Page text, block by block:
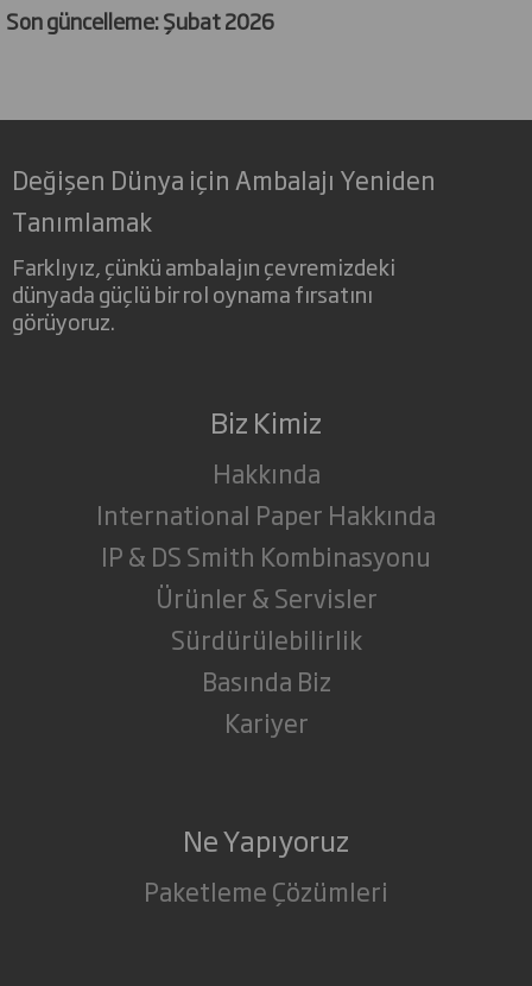
Son güncelleme: Şubat 2026
Değişen Dünya için Ambalajı Yeniden
Tanımlamak
Farklıyız, çünkü ambalajın çevremizdeki
dünyada güçlü bir rol oynama fırsatını
görüyoruz.
Biz Kimiz
Hakkında
International Paper Hakkında
IP & DS Smith Kombinasyonu
Ürünler & Servisler
Sürdürülebilirlik
Basında Biz
Kariyer
Ne Yapıyoruz
Paketleme Çözümleri